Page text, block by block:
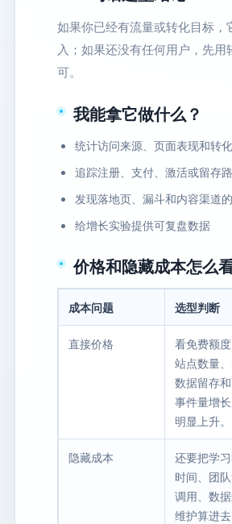
如果你已经有流量或转化目标，
入；如果还没有任何用户，先用
可。
我能拿它做什么？
统计访问来源、页面表现和转
追踪注册、支付、激活或留存
发现落地页、漏斗和内容渠道
给增长实验提供可复盘数据
价格和隐藏成本怎么
成本问题 选型判断
直接价格
看免费额度
站点数量、
数据留存和
事件量增
明显上升。
隐藏成本
还要把学
时间、团
调用、数
维护算进